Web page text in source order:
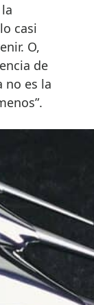
casi
O,
de
no es la